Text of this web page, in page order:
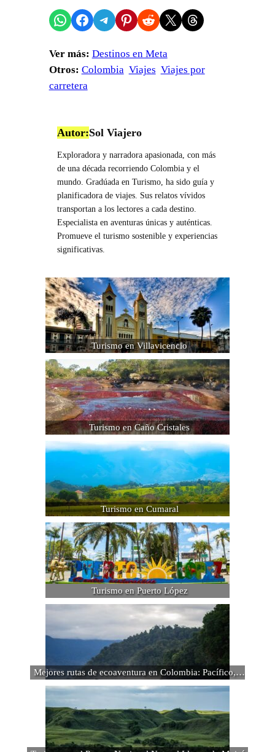
Compartir en WhatsApp
Compartir en Facebook
Compartir en Telegram
Compartir en Pinterest
Compartir en Reddit
Compartir en X Share on Threads
Ver más: Destinos en Meta
Otros: Colombia Viajes Viajes por
carretera
Autor:Sol Viajero
Exploradora y narradora apasionada, con más
de una década recorriendo Colombia y el
mundo. Gradúada en Turismo, ha sido guía y
planificadora de viajes. Sus relatos vívidos
transportan a los lectores a cada destino.
Especialista en aventuras únicas y auténticas.
Promueve el turismo sostenible y experiencias
significativas.
Turismo en Villavicencio
Turismo en Caño Cristales
Turismo en Cumaral
Turismo en Puerto López
Mejores rutas de ecoaventura en Colombia: Pacífico,…